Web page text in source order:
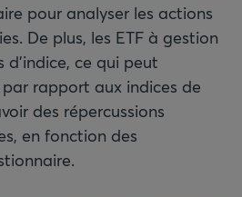
pour analyser les actions
De plus, les ETF à gestion
d’indice, ce qui peut
rapport aux indices de
des répercussions
en fonction des